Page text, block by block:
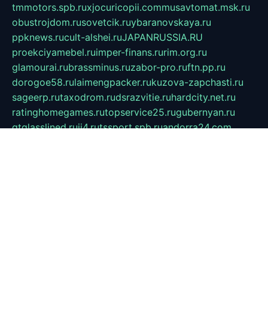
tmmotors.spb.ruxjocuricopii.commusavtomat.msk.ru
obustrojdom.rusovetcik.ruybaranovskaya.ru
ppknews.rucult-alshei.ruJAPANRUSSIA.RU
proekciyamebel.ruimper-finans.rurim.org.ru
glamourai.rubrassminus.ruzabor-pro.ruftn.pp.ru
dorogoe58.rulaimengpacker.rukuzova-zapchasti.ru
sageerp.rutaxodrom.rudsrazvitie.ruhardcity.net.ru
ratinghomegames.rutopservice25.rugubernyan.ru
gtglasslined.ruii4.rutssport.spb.ruandorra24.com